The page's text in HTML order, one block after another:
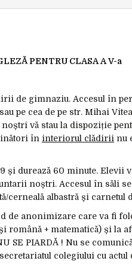
PENTRU CLASA A V-a
de gimnaziu. Accesul în
pe cea de pe str. Mihai
vă stau la dispoziție
în interiorul clădirii nu
și durează 60 minute. Elevii
noștri. Accesul în săli
cerneală albastră și
de anonimizare care va fi
română + matematică) și la
SE PIARDĂ ! Nu se
colegiului cu